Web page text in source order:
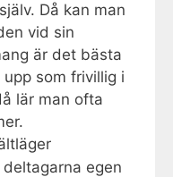
Då kan man
vid sin
är det bästa
som frivillig i
lär man ofta
egen